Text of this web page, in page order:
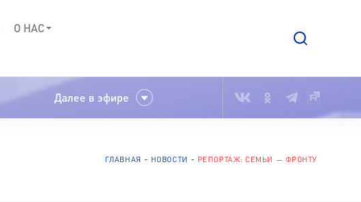
О НАС
Далее в эфире
ГЛАВНАЯ НОВОСТИ РЕПОРТАЖ: СЕМЬИ — ФРОНТУ